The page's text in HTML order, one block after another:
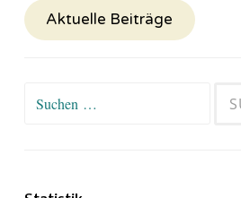
Aktuelle Beiträge
Suchen